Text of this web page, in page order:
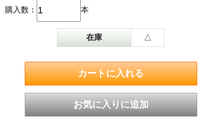
購入数： 本
在庫 △